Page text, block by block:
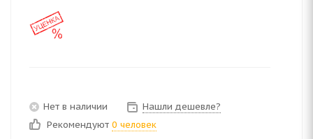
Нет в наличии
Нашли дешевле?
Рекомендуют 0 человек